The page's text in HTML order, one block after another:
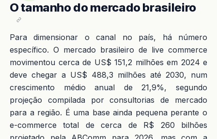
O tamanho do mercado brasileiro
Para dimensionar o canal no país, há número
específico. O mercado brasileiro de live commerce
movimentou cerca de US$ 151,2 milhões em 2024 e
deve chegar a US$ 488,3 milhões até 2030, num
crescimento médio anual de 21,9%, segundo
projeção compilada por consultorias de mercado
para a região. É uma base ainda pequena perante o
e-commerce total de cerca de R$ 260 bilhões